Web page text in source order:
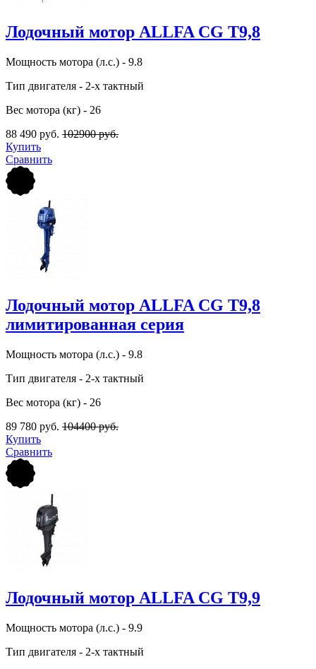
Лодочный мотор ALLFA CG T9,8
Мощность мотора (л.с.) - 9.8
Тип двигателя - 2-х тактный
Вес мотора (кг) - 26
88 490 руб. 102900 руб.
Купить
Сравнить
Лодочный мотор ALLFA CG T9,8
лимитированная серия
Мощность мотора (л.с.) - 9.8
Тип двигателя - 2-х тактный
Вес мотора (кг) - 26
89 780 руб. 104400 руб.
Купить
Сравнить
Лодочный мотор ALLFA CG T9,9
Мощность мотора (л.с.) - 9.9
Тип двигателя - 2-х тактный